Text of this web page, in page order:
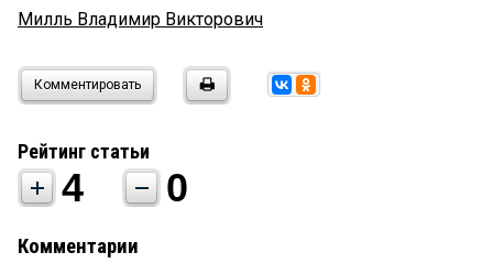
Милль Владимир Викторович
Комментировать
Рейтинг статьи
4 0
Комментарии